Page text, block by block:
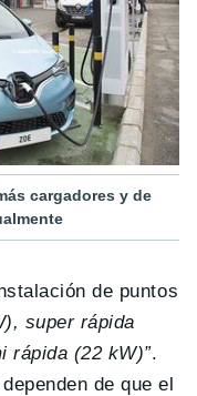
cargadores y de
de puntos
super rápida
rápida (22 kW)”.
de que el